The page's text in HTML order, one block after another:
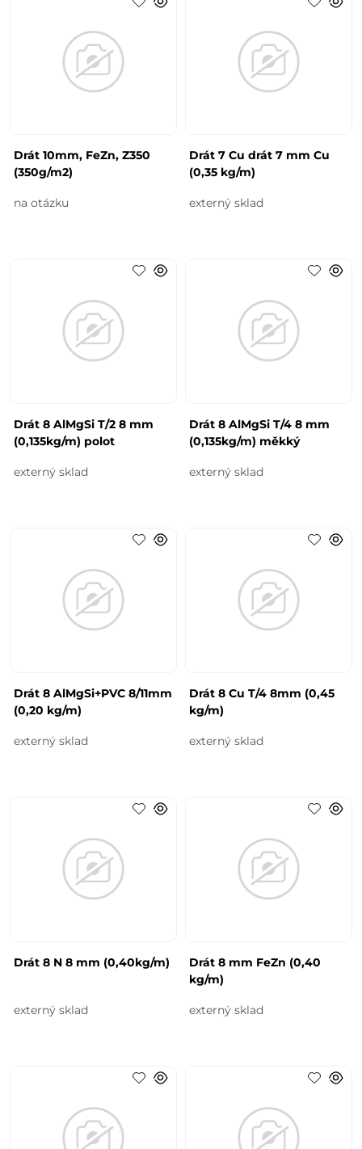
Drát 10mm, FeZn, Z350
(350g/m2)
na otázku
Drát 7 Cu drát 7 mm Cu
(0,35 kg/m)
externý sklad
Drát 8 AlMgSi T/2 8 mm
(0,135kg/m) polot
externý sklad
Drát 8 AlMgSi T/4 8 mm
(0,135kg/m) měkký
externý sklad
Drát 8 AlMgSi+PVC 8/11mm
(0,20 kg/m)
externý sklad
Drát 8 Cu T/4 8mm (0,45
kg/m)
externý sklad
Drát 8 N 8 mm (0,40kg/m)
externý sklad
Drát 8 mm FeZn (0,40
kg/m)
externý sklad